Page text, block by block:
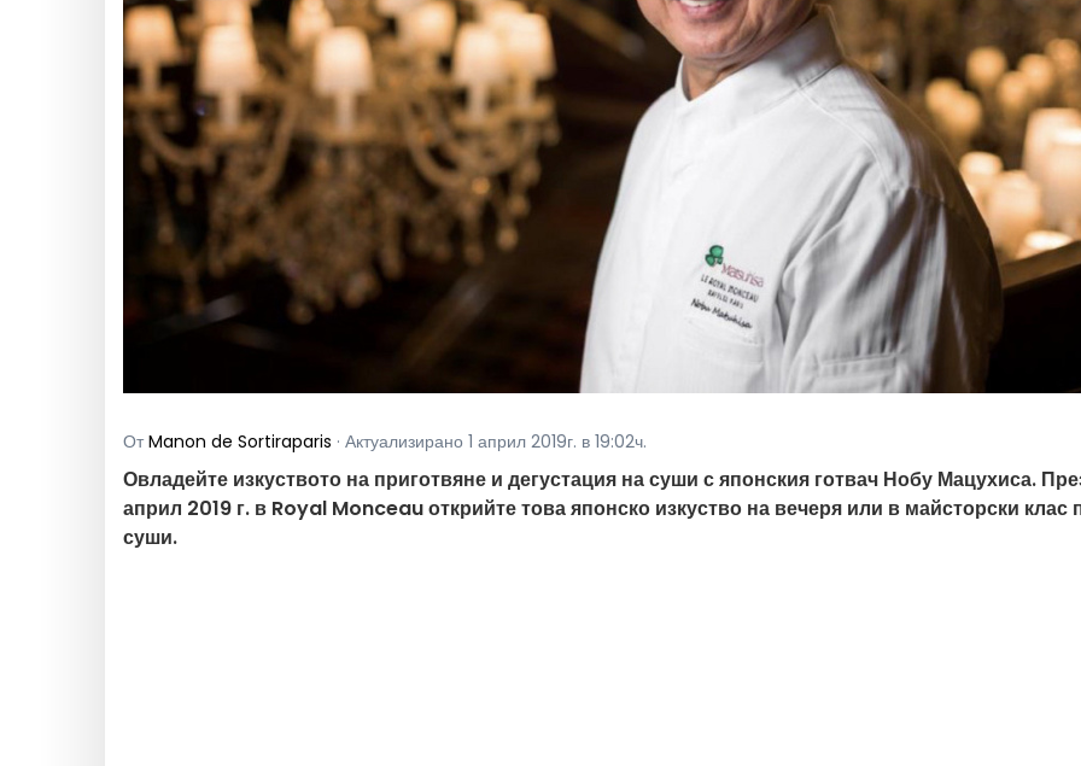
От Manon de Sortiraparis · Актуализирано 1 април 2019г. в 19:02ч.
Овладейте изкуството на приготвяне и дегустация на суши с японския готвач Нобу Мацухиса.
април 2019 г. в Royal Monceau открийте това японско изкуство на вечеря или в майсторски клас
суши.